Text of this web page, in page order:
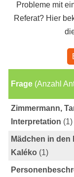
Probleme mit
Referat? Hier
Frage (Anzahl
Zimmermann,
Interpretation (1)
Mädchen in den
Kaléko (1)